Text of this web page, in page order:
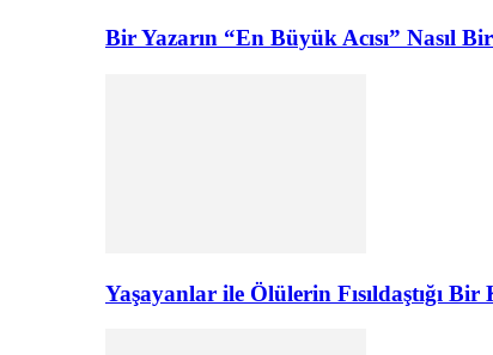
Bir Yazarın “En Büyük Acısı” Nasıl
Yaşayanlar ile Ölülerin Fısıldaştığı